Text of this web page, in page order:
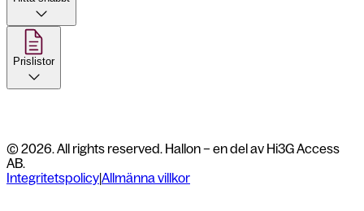
Prislistor
© 2026. All rights reserved. Hallon – en del av Hi3G Access
AB.
Integritetspolicy|Allmänna villkor